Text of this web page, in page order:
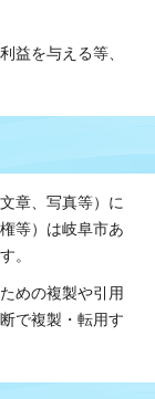
益を与える等、
章、写真等）に
等）は岐阜市あ
。
めの複製や引用
で複製・転用す